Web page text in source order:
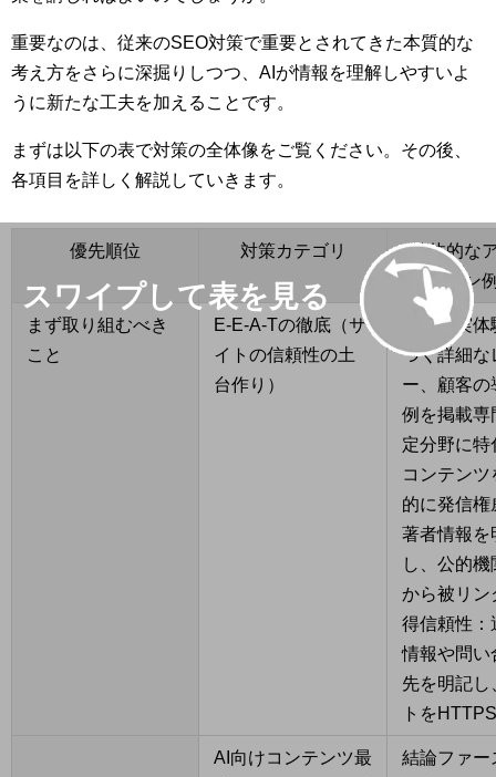
重要なのは、従来のSEO対策で重要とされてきた本質的な
考え方をさらに深掘りしつつ、AIが情報を理解しやすいよ
うに新たな工夫を加えることです。
まずは以下の表で対策の全体像をご覧ください。その後、
各項目を詳しく解説していきます。
優先順位 対策カテゴリ
具体的な
ン
まず取り組むべき
こと
E-E-A-Tの徹底（サ
イトの信頼性の土
台作り）
経験：実
づく詳細な
ー、顧客の
例を掲載専
定分野に特
コンテンツ
的に発信権
著者情報を
し、公的機
から被リン
得信頼性：
情報や問い
先を明記し
トを
AI向けコンテンツ最
結論ファー